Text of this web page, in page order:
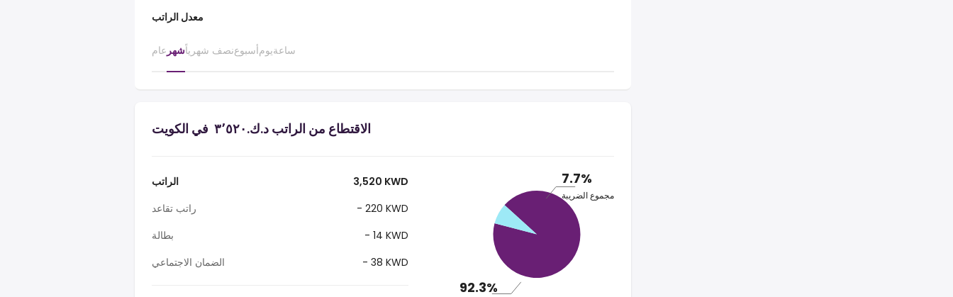
معدل الراتب
عام شهرنصف شهرياًأسبوعيومساعة
الاقتطاع من الراتب د.ك.‏٣٬٥٢٠ ‏ في الكويت
الراتب
3,520 KWD
راتب تقاعد
- 220 KWD
بطالة
- 14 KWD
الضمان الاجتماعي
- 38 KWD
7.7%
مجموع الضريبة
92.3%